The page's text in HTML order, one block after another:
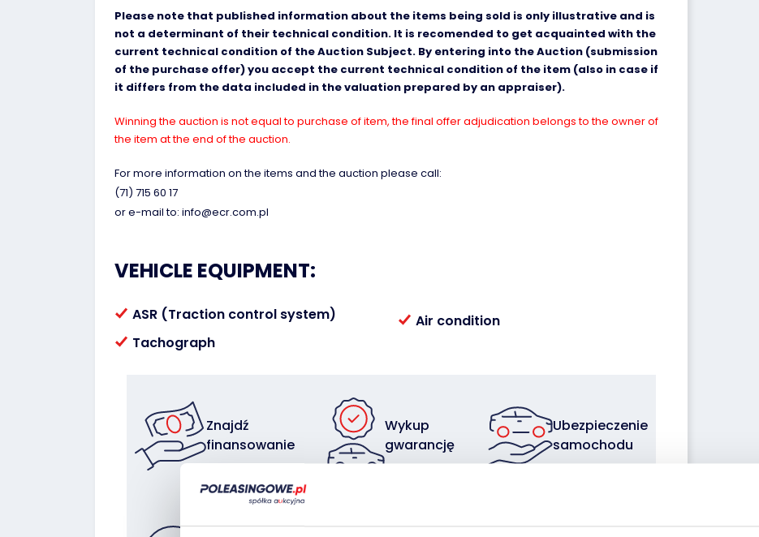
Please note that published information about the items being sold is only illustrative and is
not a determinant of their technical condition. It is recomended to get acquainted with the
current technical condition of the Auction Subject. By entering into the Auction (submission
of the purchase offer) you accept the current technical condition of the item (also in case if
it differs from the data included in the valuation prepared by an appraiser).
Winning the auction is not equal to purchase of item, the final offer adjudication belongs to the owner of
the item at the end of the auction.
For more information on the items and the auction please call:
(71) 715 60 17
or e-mail to: info@ecr.com.pl
VEHICLE EQUIPMENT:
ASR (Traction control system)
Tachograph
Air condition
Znajdź
finansowanie
Wykup
gwarancję
Ubezpieczenie
samochodu